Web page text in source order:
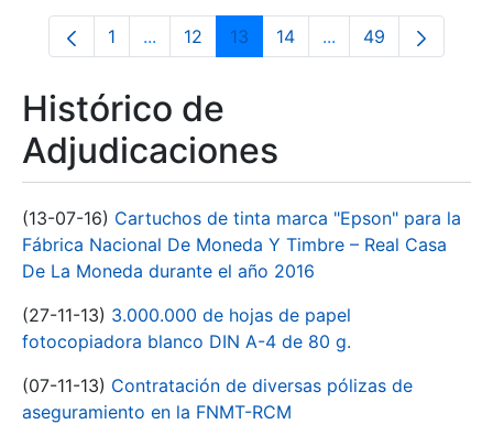
Página
1 ...Páginas intermedias Use TAB para
Página
12 Página
13 Página
14 ...PáginasPágina
49
Histórico de
Adjudicaciones
(13-07-16) Cartuchos de tinta marca "Epson" para la
Fábrica Nacional De Moneda Y Timbre – Real Casa
De La Moneda durante el año 2016
(27-11-13) 3.000.000 de hojas de papel
fotocopiadora blanco DIN A-4 de 80 g.
(07-11-13) Contratación de diversas pólizas de
aseguramiento en la FNMT-RCM